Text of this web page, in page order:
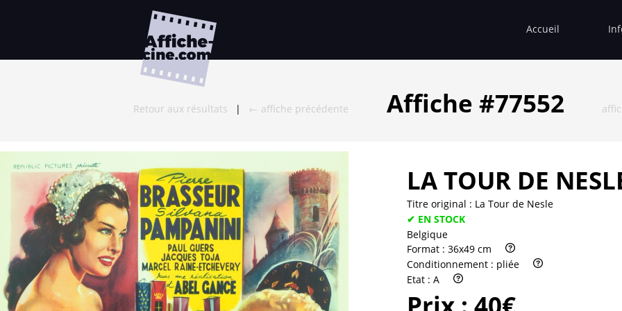
Accueil
Retour aux résultats | ← affiche précédente Affiche #77552
LA TOUR DE
Titre original : La Tour de Nesle
✔ EN STOCK
Belgique
Format : 36x49 cm
Conditionnement : pliée
Etat : A